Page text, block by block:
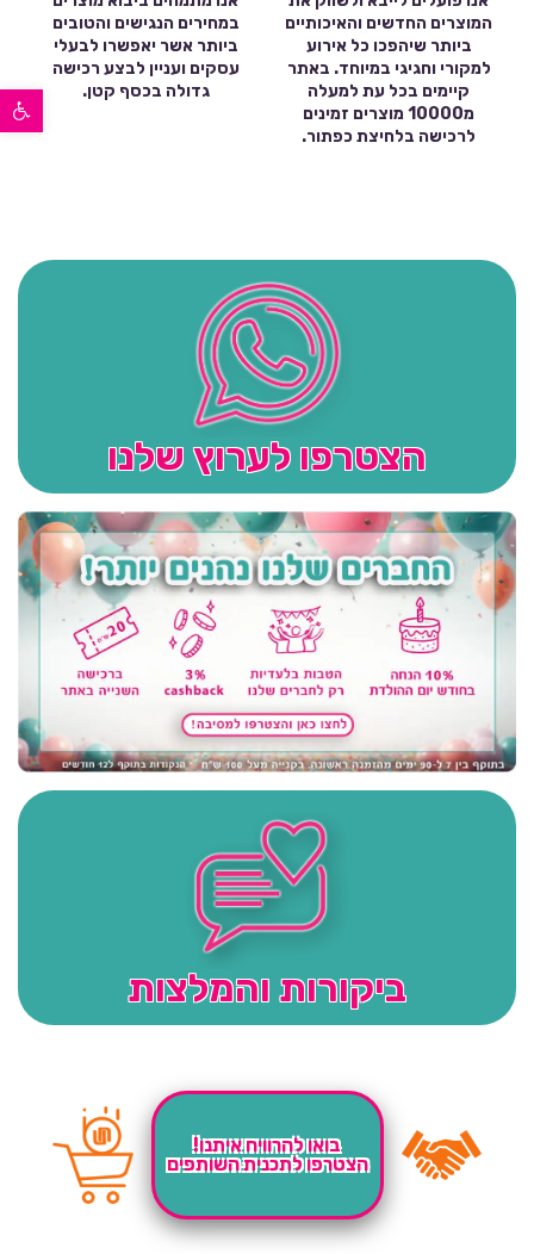
פתח סרגל נגישות
המוצרים החדשים והאיכותיים
ביותר שיהפכו כל אירוע
למקורי וחגיגי במיוחד. באתר
קיימים בכל עת למעלה
מ10000 מוצרים זמינים
לרכישה בלחיצת כפתור.
במחירים הנגישים והטובים
ביותר אשר יאפשרו לבעלי
עסקים ועניין לבצע רכישה
גדולה בכסף קטן.
הצטרפו לערוץ שלנו
ביקורות והמלצות
בואו להרוויח איתנו!
הצטרפו לתכנית השותפים